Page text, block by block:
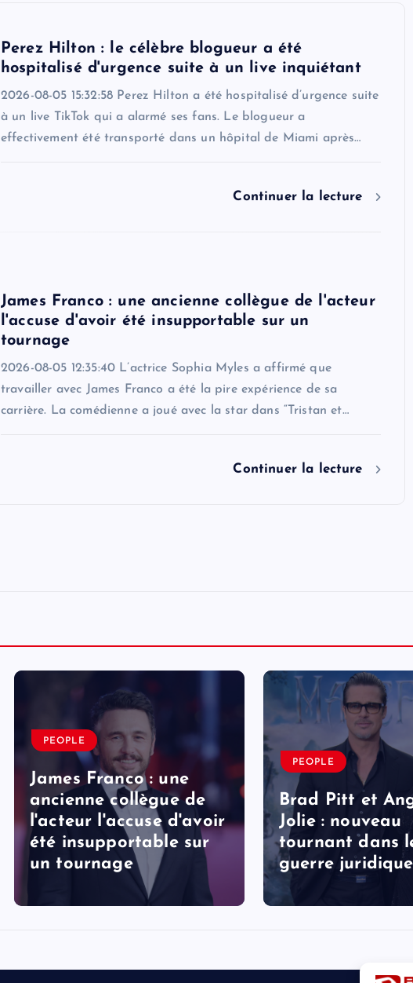
Perez Hilton : le célèbre blogueur a été
hospitalisé d'urgence suite à un live inquiétant
2026-08-05 15:32:58 Perez Hilton a été hospitalisé d’urgence suite
à un live TikTok qui a alarmé ses fans. Le blogueur a
effectivement été transporté dans un hôpital de Miami après…
Continuer la lecture
James Franco : une ancienne collègue de l'acteur
l'accuse d'avoir été insupportable sur un
tournage
2026-08-05 12:35:40 L’actrice Sophia Myles a affirmé que
travailler avec James Franco a été la pire expérience de sa
carrière. La comédienne a joué avec la star dans “Tristan et…
Continuer la lecture
PEOPLE
James Franco : une
ancienne collègue de
l'acteur l'accuse d'avoir
été insupportable sur
un tournage
PEOPLE
Brad Pitt et
Jolie : nouveau
tournant dans
guerre juridique